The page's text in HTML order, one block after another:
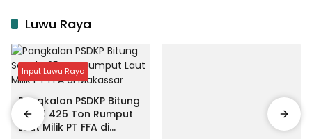
Luwu Raya
Input Luwu Raya
Pangkalan PSDKP Bitung
Segel 425 Ton Rumput
Laut Milik PT FFA di